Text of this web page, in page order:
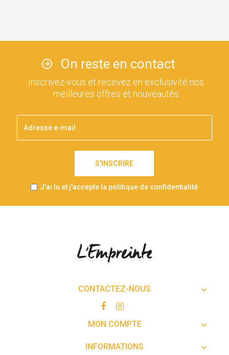
On reste en contact
Inscrivez-vous et recevez en exclusivité nos
meilleures offres et nouveautés
S'INSCRIRE
J'ai lu et j'accepte la politique de confidentialité
CONTACTEZ-NOUS 
MON COMPTE 
INFORMATIONS 